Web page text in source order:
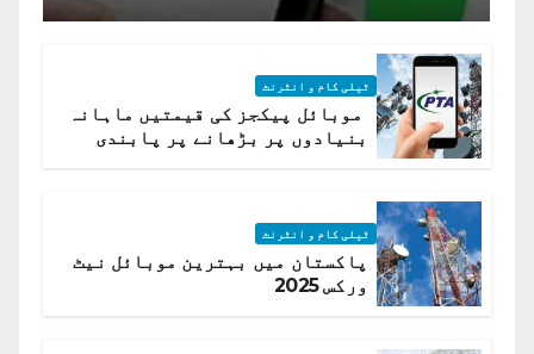
ٹیلی کام و انٹرنٹ
موبائل پیکجز کی قیمتیں ماہانہ
بنیادوں پر بڑھانے پر پابندی
ٹیلی کام و انٹرنٹ
پاکستان میں بہترین موبائل نیٹ
ورکس 2025